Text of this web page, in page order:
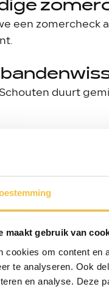
maakt gebruik van
cookies om content en
te analyseren. Ook
en analyse. Deze
een zomercheck
duurt
een
maar bij
voor een